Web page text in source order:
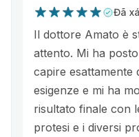
Đã
Il dottore Amato è
attento. Mi ha
capire esattamente
esigenze e mi ha
risultato finale con
protesi e i diversi